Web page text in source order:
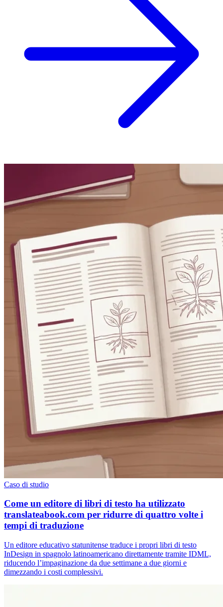
Caso di studio
Come un editore di libri di testo ha utilizzato
translateabook.com per ridurre di quattro volte i
tempi di traduzione
Un editore educativo statunitense traduce i propri libri di testo
InDesign in spagnolo latinoamericano direttamente tramite IDML,
riducendo l’impaginazione da due settimane a due giorni e
dimezzando i costi complessivi.